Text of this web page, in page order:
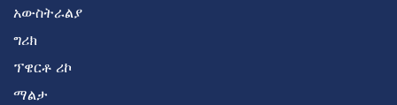
አውስትራልያ
ግሪክ
ፕዌርቶ ሪኮ
ማልታ